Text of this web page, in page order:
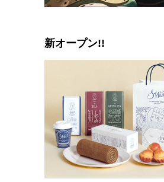
新オープン!!